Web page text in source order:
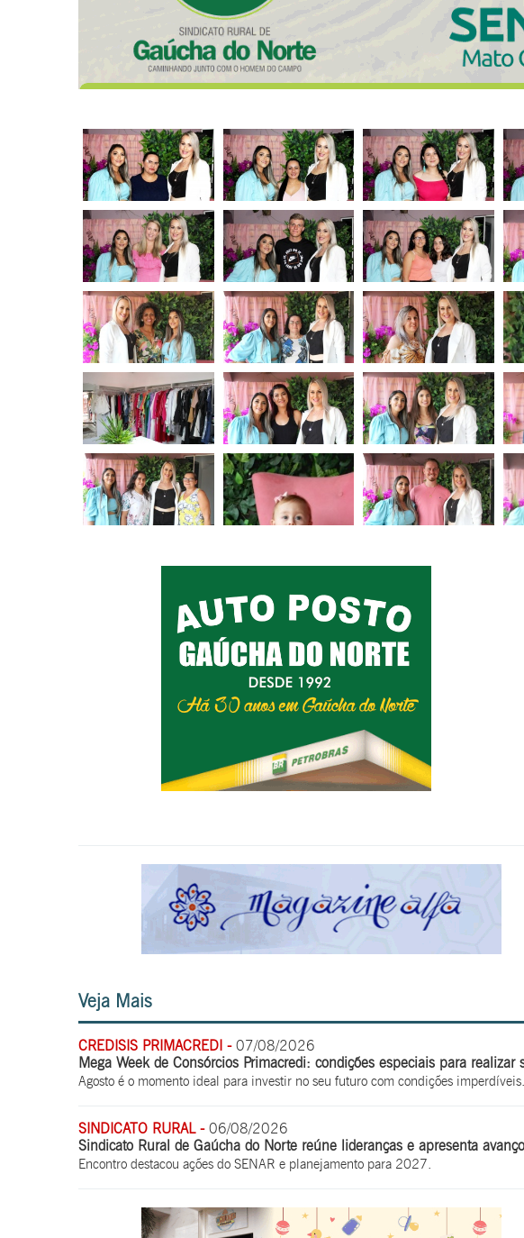
Veja Mais
CREDISIS PRIMACREDI -07/08/2026
Mega Week de Consórcios Primacredi: condições especiais para realizar
Agosto é o momento ideal para investir no seu futuro com condições imperdíveis.
SINDICATO RURAL -06/08/2026
Sindicato Rural de Gaúcha do Norte reúne lideranças e apresenta
Encontro destacou ações do SENAR e planejamento para 2027.